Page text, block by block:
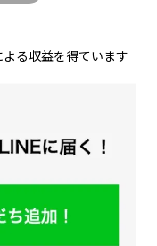
る収益を得ています